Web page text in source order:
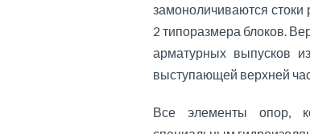
замоноличиваются
2 типоразмера блоков.
арматурных выпусков
выступающей верхней
Все элементы опор,